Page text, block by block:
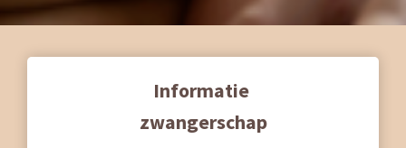
Informatie
zwangerschap